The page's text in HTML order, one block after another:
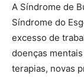
A Síndrome de
Síndrome do
excesso de
doenças
terapias, novas